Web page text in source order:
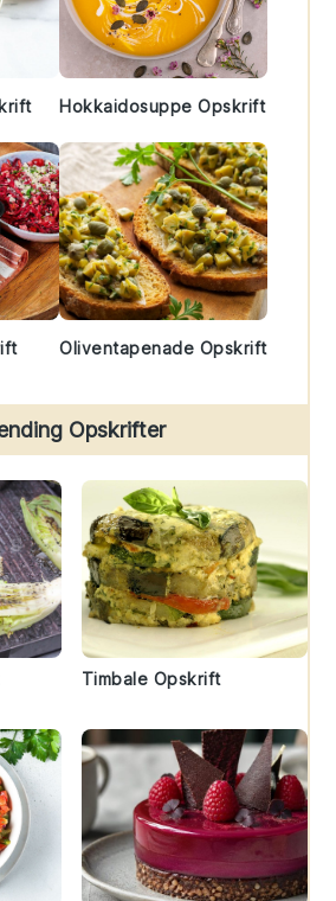
Hokkaidosuppe Opskrift
Oliventapenade Opskrift
Opskrifter
Timbale Opskrift